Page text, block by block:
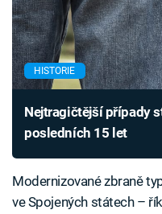
HISTORIE
Nejtragičtější případy
posledních 15 let
Modernizované zbraně
ve Spojených státech –